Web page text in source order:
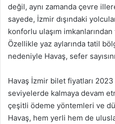
değil, aynı zamanda çevre
sayede, İzmir dışındaki
konforlu ulaşım
Özellikle yaz aylarında tatil
nedeniyle Havaş, sefer
Havaş İzmir bilet fiyatları 2023
seviyelerde kalmaya devam
çeşitli ödeme yöntemleri ve
Havaş, hem yerli hem de